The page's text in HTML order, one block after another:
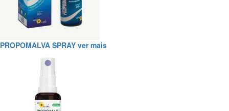
PROPOMALVA SPRAY ver mais